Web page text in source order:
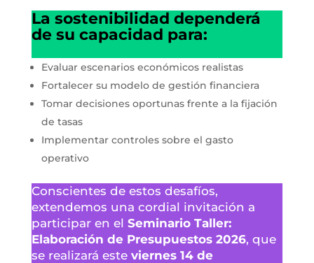
La sostenibilidad dependerá
de su capacidad para:
Evaluar escenarios económicos realistas
Fortalecer su modelo de gestión financiera
Tomar decisiones oportunas frente a la fijación
de tasas
Implementar controles sobre el gasto
operativo
Conscientes de estos desafíos,
extendemos una cordial invitación a
participar en el Seminario Taller:
Elaboración de Presupuestos 2026, que
se realizará este viernes 14 de